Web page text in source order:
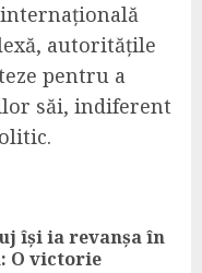
autoritățile
pentru a
săi, indiferent
își ia revanșa în
O victorie